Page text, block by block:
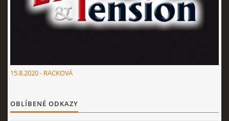
15.8.2020 - RACKOVÁ
OBLÍBENÉ ODKAZY